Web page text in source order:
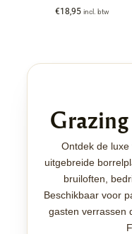
€18,95 incl. btw
Ontdek de luxe
uitgebreide
bruiloften,
Beschikbaar voor
gasten verrassen